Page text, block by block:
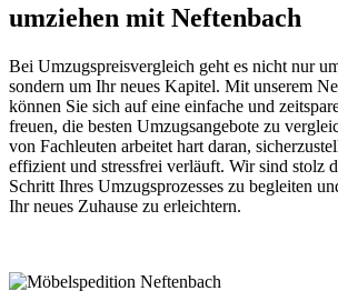
umziehen mit Neftenbach
Bei Umzugspreisvergleich geht es nicht nur
sondern um Ihr neues Kapitel. Mit unserem
können Sie sich auf eine einfache und
freuen, die besten Umzugsangebote zu
von Fachleuten arbeitet hart daran,
effizient und stressfrei verläuft. Wir sind stolz
Schritt Ihres Umzugsprozesses zu begleiten
Ihr neues Zuhause zu erleichtern.